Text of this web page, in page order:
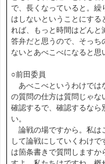
で、長くなっていると。繰
はしないということにする
れば、もっと時間はどんと
答弁だと思うので、そっち
ないとあべこべになると思
○前田委員
あべこべというわけでは
の質問の仕方は質問じゃな
確認するで、確認するなら
い。
論戦の場ですから。私は
して論戦にしていくわけで
は箇条書きで質問しますか